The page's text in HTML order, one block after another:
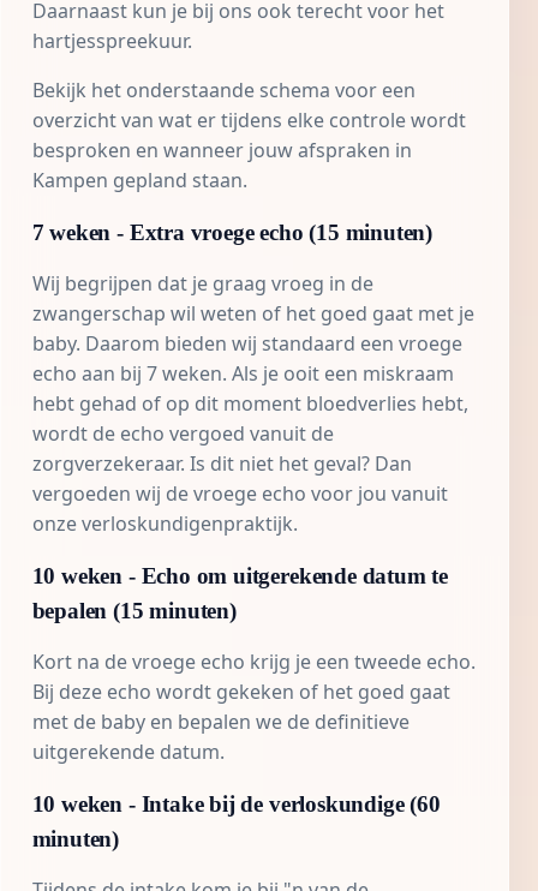
Daarnaast kun je bij ons ook terecht voor het
hartjesspreekuur.
Bekijk het onderstaande schema voor een
overzicht van wat er tijdens elke controle wordt
besproken en wanneer jouw afspraken in
Kampen gepland staan.
7 weken - Extra vroege echo (15 minuten)
Wij begrijpen dat je graag vroeg in de
zwangerschap wil weten of het goed gaat met je
baby. Daarom bieden wij standaard een vroege
echo aan bij 7 weken. Als je ooit een miskraam
hebt gehad of op dit moment bloedverlies hebt,
wordt de echo vergoed vanuit de
zorgverzekeraar. Is dit niet het geval? Dan
vergoeden wij de vroege echo voor jou vanuit
onze verloskundigenpraktijk.
10 weken - Echo om uitgerekende datum te
bepalen (15 minuten)
Kort na de vroege echo krijg je een tweede echo.
Bij deze echo wordt gekeken of het goed gaat
met de baby en bepalen we de definitieve
uitgerekende datum.
10 weken - Intake bij de verloskundige (60
minuten)